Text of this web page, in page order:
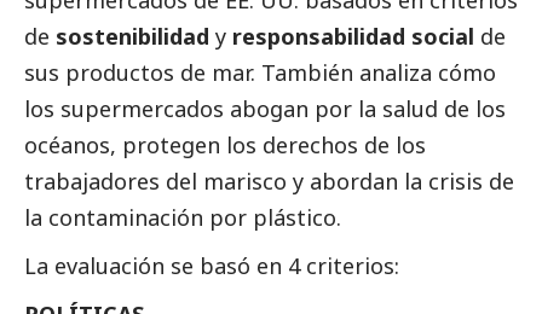
de sostenibilidad y responsabilidad social de
sus productos de mar. También analiza cómo
los supermercados abogan por la salud de los
océanos, protegen los derechos de los
trabajadores del marisco y abordan la crisis de
la contaminación por plástico.
La evaluación se basó en 4 criterios: